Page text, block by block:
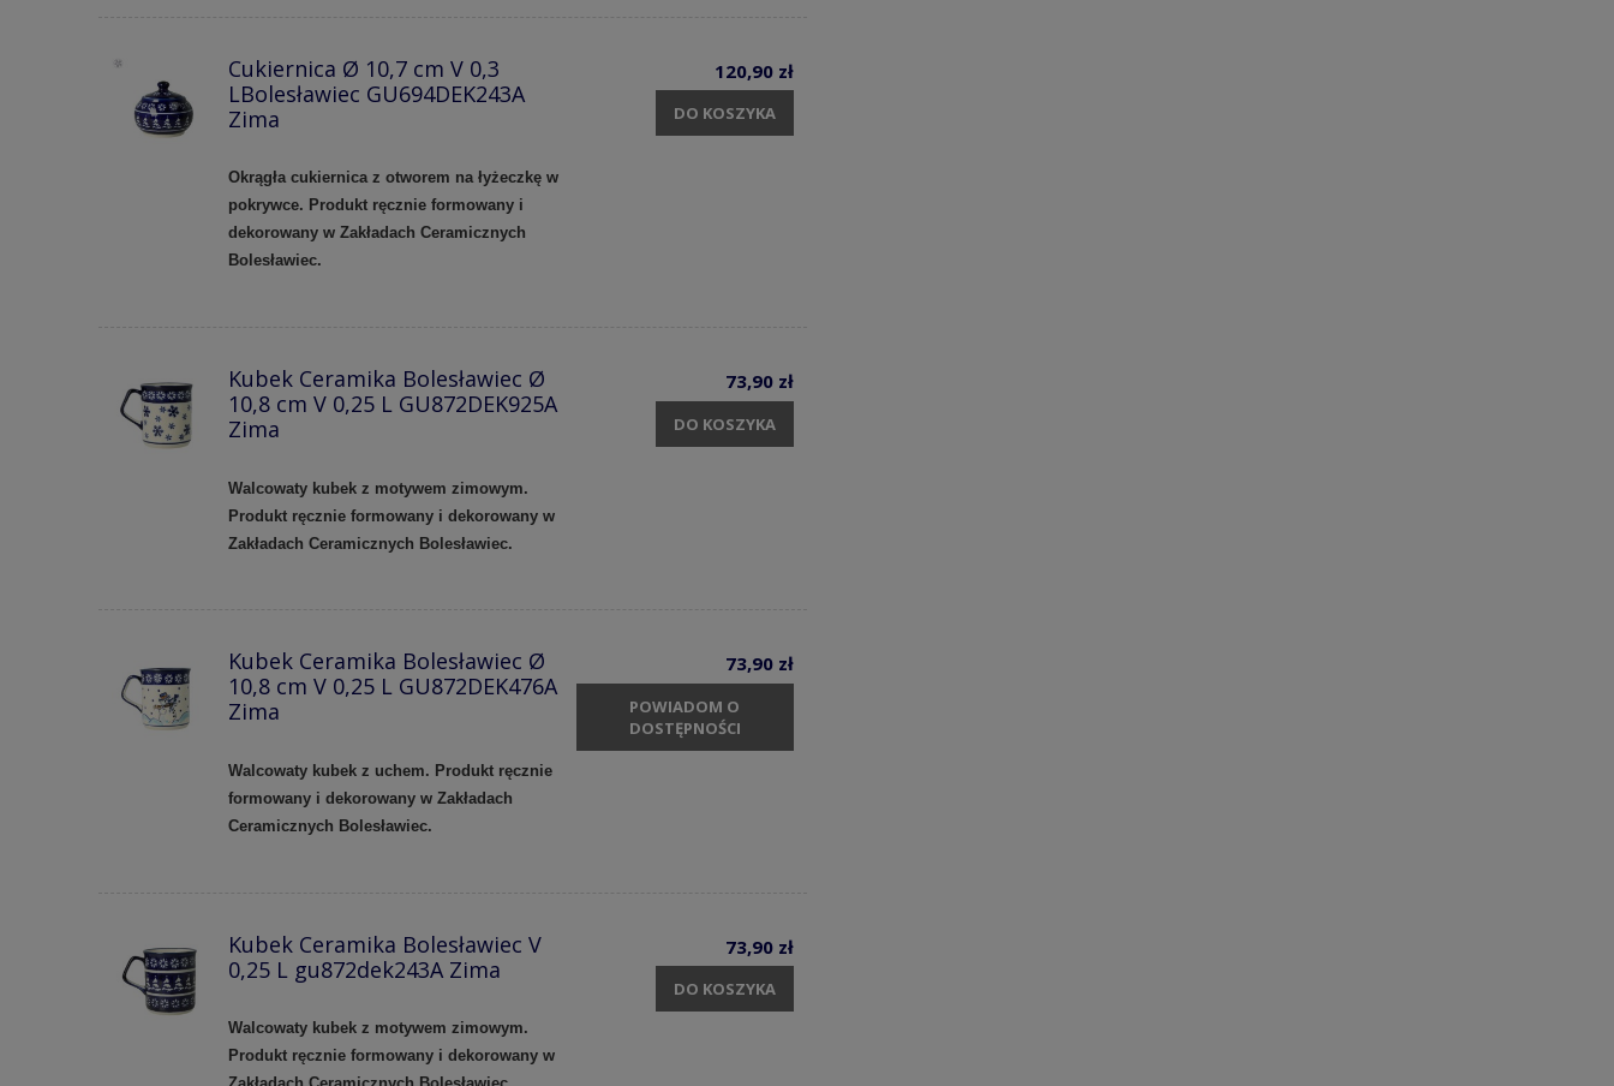
Cukiernica Ø 10,7 cm V 0,3
LBolesławiec GU694DEK243A
Zima
Okrągła cukiernica z otworem na łyżeczkę w
pokrywce. Produkt ręcznie formowany i
dekorowany w Zakładach Ceramicznych
Bolesławiec.
120,90 zł
DO KOSZYKA
Kubek Ceramika Bolesławiec Ø
10,8 cm V 0,25 L GU872DEK925A
Zima
Walcowaty kubek z motywem zimowym.
Produkt ręcznie formowany i dekorowany w
Zakładach Ceramicznych Bolesławiec.
73,90 zł
DO KOSZYKA
Kubek Ceramika Bolesławiec Ø
10,8 cm V 0,25 L GU872DEK476A
Zima
Walcowaty kubek z uchem. Produkt ręcznie
formowany i dekorowany w Zakładach
Ceramicznych Bolesławiec.
73,90 zł
POWIADOM O
DOSTĘPNOŚCI
Kubek Ceramika Bolesławiec V
0,25 L gu872dek243A Zima
Walcowaty kubek z motywem zimowym.
Produkt ręcznie formowany i dekorowany w
73,90 zł
DO KOSZYKA